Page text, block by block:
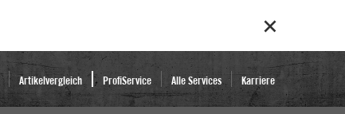
Artikelvergleich ProfiService Alle Services Karriere